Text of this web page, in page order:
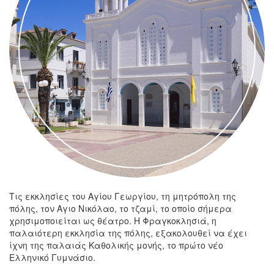
Τις εκκλησίες του Αγίου Γεωργίου, τη μητρόπολη της
πόλης, τον Αγιο Νικόλαο, το τζαμί, το οποίο σήμερα
χρησιμοποιείται ως θέατρο. Η Φραγκοκλησιά, η
παλαιότερη εκκλησία της πόλης, εξακολουθεί να έχει
ίχνη της παλαιάς Καθολικής μονής, το πρώτο νέο
Ελληνικό Γυμνάσιο.